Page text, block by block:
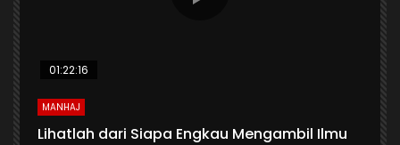
01:22:16
MANHAJ
Lihatlah dari Siapa Engkau Mengambil Ilmu